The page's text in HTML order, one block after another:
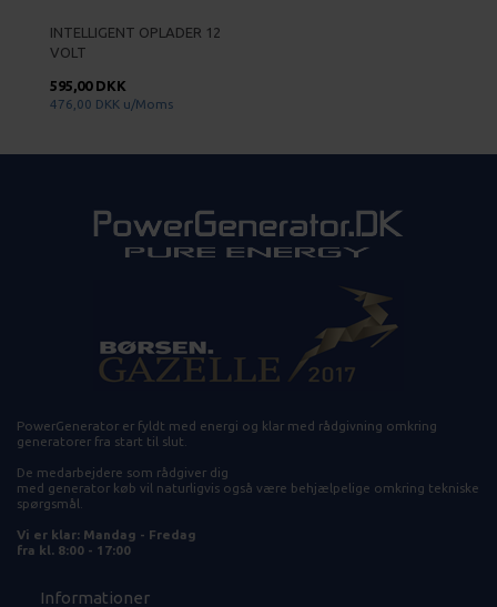
INTELLIGENT OPLADER 12
VOLT
595,00 DKK
476,00 DKK u/Moms
PowerGenerator er fyldt med energi og klar med rådgivning omkring
generatorer fra start til slut.
De medarbejdere som rådgiver dig
med generator køb vil naturligvis også være behjælpelige omkring tekniske
spørgsmål.
Vi er klar: Mandag - Fredag
fra kl. 8:00 - 17:00
Informationer